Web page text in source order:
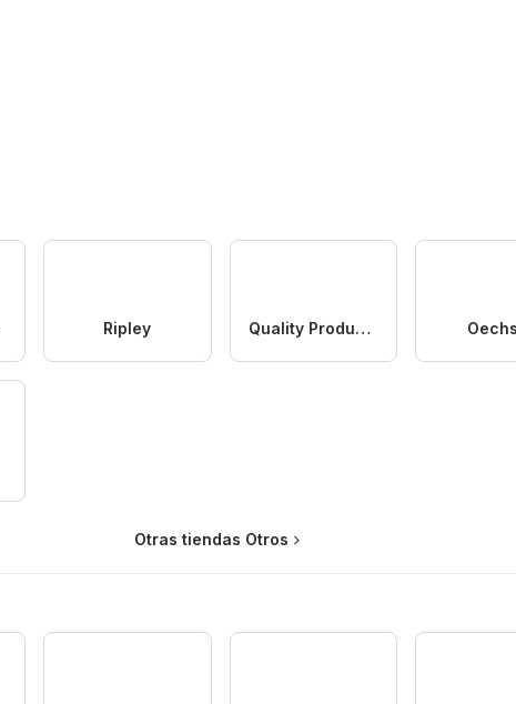
Ripley Quality Products
Otras tiendas Otros